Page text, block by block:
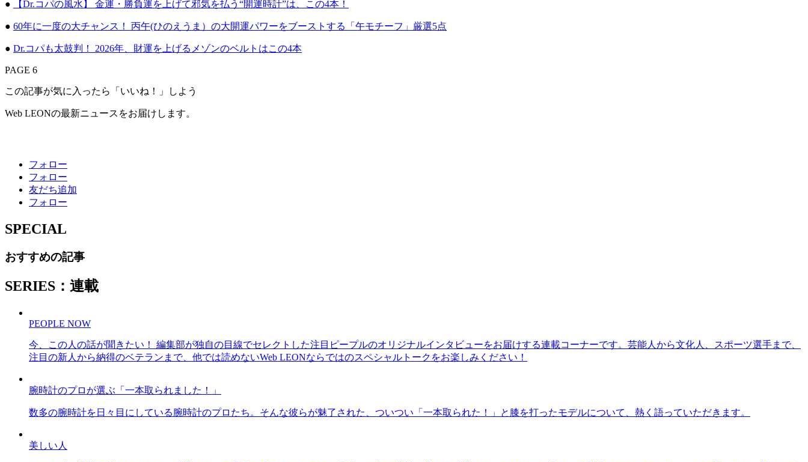
● 【Dr.コパの風水】 金運・勝負運を上げて邪気を払う“開運時計”は、この4本！
● 60年に一度の大チャンス！ 丙午(ひのえうま）の大開運パワーをブーストする「午モチーフ」厳選5点
● Dr.コパも太鼓判！ 2026年、財運を上げるメゾンのベルトはこの4本
PAGE 6
この記事が気に入ったら「いいね！」しよう
Web LEONの最新ニュースをお届けします。
フォロー
フォロー
友だち追加
フォロー
SPECIAL
おすすめの記事
SERIES：連載
PEOPLE NOW
今、この人の話が聞きたい！ 編集部が独自の目線でセレクトした注目ピープルのオリジナルインタビューをお届けする連載コーナーです。芸能人から文化人、スポーツ選手まで、
注目の新人から納得のベテランまで、他では読めないWeb LEONならではのスペシャルトークをお楽しみください！
腕時計のプロが選ぶ「一本取られました！」
数多の腕時計を日々目にしている腕時計のプロたち。そんな彼らが魅了された、ついつい「一本取られた！」と膝を打ったモデルについて、熱く語っていただきます。
美しい人